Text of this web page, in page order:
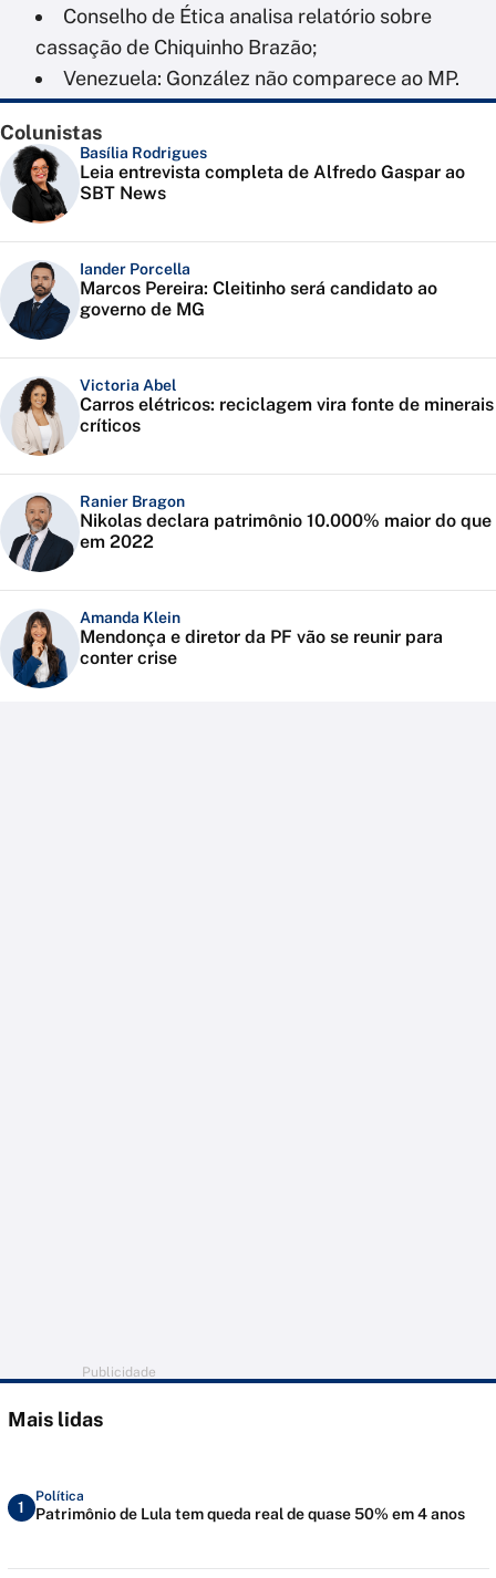
Conselho de Ética analisa relatório sobre
cassação de Chiquinho Brazão;
Venezuela: González não comparece ao MP.
Colunistas
Basília Rodrigues
Leia entrevista completa de Alfredo Gaspar ao
SBT News
Iander Porcella
Marcos Pereira: Cleitinho será candidato ao
governo de MG
Victoria Abel
Carros elétricos: reciclagem vira fonte de minerais
críticos
Ranier Bragon
Nikolas declara patrimônio 10.000% maior do que
em 2022
Amanda Klein
Mendonça e diretor da PF vão se reunir para
conter crise
Publicidade
Mais lidas
1
Política
Patrimônio de Lula tem queda real de quase 50% em 4 anos